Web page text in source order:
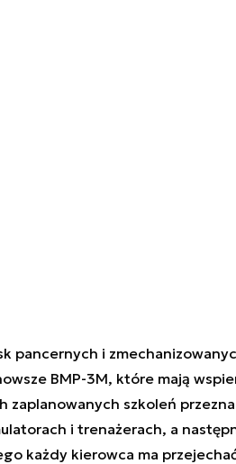
pancernych i
BMP-3M, które mają
zaplanowanych szkoleń
i trenażerach, a
każdy kierowca ma